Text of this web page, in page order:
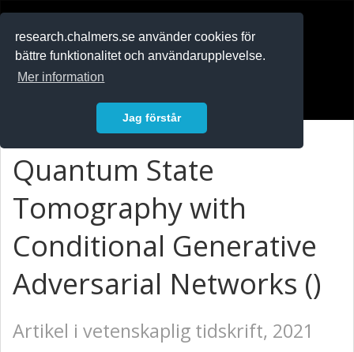
research.chalmers.se använder cookies för
bättre funktionalitet och användarupplevelse.
Mer information
Jag förstår
Quantum State
Tomography with
Conditional Generative
Adversarial Networks ()
Artikel i vetenskaplig tidskrift, 2021